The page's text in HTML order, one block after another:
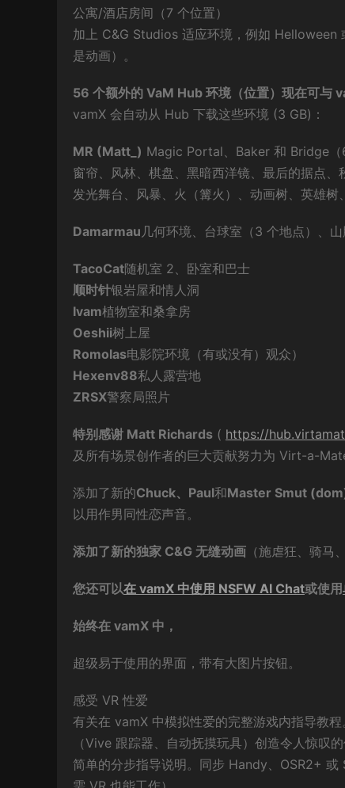
公寓/酒店房间（7 个位置）
加上 C&G Studios 适应环境，例如 Helloween
是动画）。
56 个额外的 VaM Hub 环境（位置）现在可与
vamX 会自动从 Hub 下载这些环境 (3 GB)：
MR (Matt_) Magic Portal、Baker 和 Bridge
窗帘、风林、棋盘、黑暗西洋镜、最后的据点、
发光舞台、风暴、火（篝火）、动画树、英雄树
Damarmau 几何环境、台球室（3 个地点）、
TacoCat随机室 2、卧室和巴士
顺时针银岩屋和情人洞
Ivam植物室和桑拿房
Oeshii树上屋
Romolas电影院环境（有或没有）观众）
Hexenv88私人露营地
ZRSX警察局照片
特别感谢 Matt Richards ( https://
及所有场景创作者的巨大贡献努力为 Virt-a-
添加了新的Chuck、Paul和Master Smut (dom)
以用作男同性恋声音。
添加了新的独家 C&G 无缝动画 （施虐狂、骑马
您还可以在 vamX 中使用 NSFW AI Chat或使用
始终在 vamX 中，
超级易于使用的界面，带有大图片按钮。
感受 VR 性爱
有关在 vamX 中模拟性爱的完整游戏内指导教
（Vive 跟踪器、自动抚摸玩具）创造令人惊叹
简单的分步指导说明。同步 Handy、OSR2+